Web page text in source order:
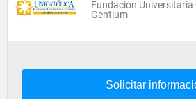
Fundación Universitaria
Gentium
Solicitar